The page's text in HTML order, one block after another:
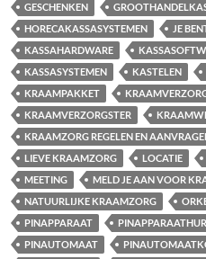
GESCHENKEN
HORECAKASSASYSTEMEN
JE
KASSAHARDWARE
KASSASYSTEMEN
KASTELEN
KRAAMPAKKET
KRAAMVERZORGSTER
KRAAMZORG REGELEN EN
LIEVE KRAAMZORG
LOCATIE
MEETING
MELD JE AAN VOOR
NATUURLIJKE KRAAMZORG
PINAPPARAAT
PINAUTOMAAT